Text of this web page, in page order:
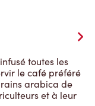
toutes les
le café préféré
arabica de
et à leur